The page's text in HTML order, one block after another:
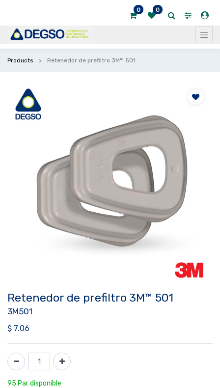
0 0
Products Retenedor de prefiltro 3M™ 501
Retenedor de prefiltro 3M™ 501
3M501
$ 7.06
95 Par disponible